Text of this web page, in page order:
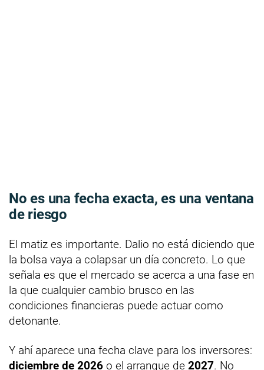
No es una fecha exacta, es una ventana
de riesgo
El matiz es importante. Dalio no está diciendo que
la bolsa vaya a colapsar un día concreto. Lo que
señala es que el mercado se acerca a una fase en
la que cualquier cambio brusco en las
condiciones financieras puede actuar como
detonante.
Y ahí aparece una fecha clave para los inversores:
diciembre de 2026 o el arranque de 2027. No